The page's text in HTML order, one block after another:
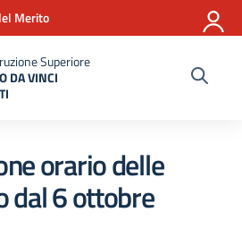
Merito
Superiore
DA VINCI
orario delle
dal 6 ottobre